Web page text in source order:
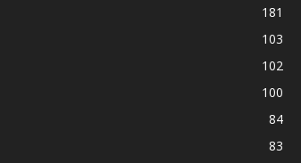
181
103
102
100
84
83